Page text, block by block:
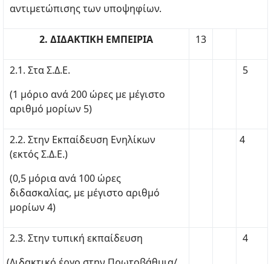
αντιμετώπισης των υποψηφίων.
2. ΔΙΔΑΚΤΙΚΗ ΕΜΠΕΙΡΙΑ 13
2.1. Στα Σ.Δ.Ε.
(1 μόριο ανά 200 ώρες με μέγιστο
αριθμό μορίων 5)
5
2.2. Στην Εκπαίδευση Ενηλίκων
(εκτός Σ.Δ.Ε.)
(0,5 μόρια ανά 100 ώρες
διδασκαλίας, με μέγιστο αριθμό
μορίων 4)
4
2.3. Στην τυπική εκπαίδευση
4